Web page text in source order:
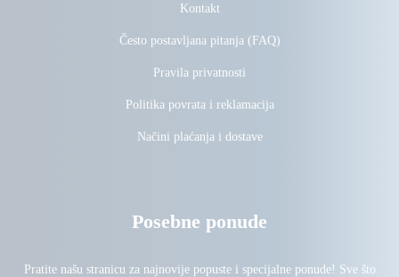
Kontakt
Često postavljana pitanja (FAQ)
Pravila privatnosti
Politika povrata i reklamacija
Načini plaćanja i dostave
Posebne ponude
Pratite našu stranicu za najnovije popuste i specijalne ponude! Sve što